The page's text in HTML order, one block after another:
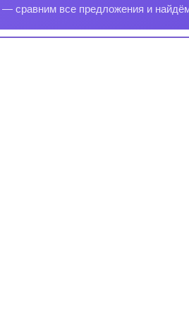
— сравним все предложения и